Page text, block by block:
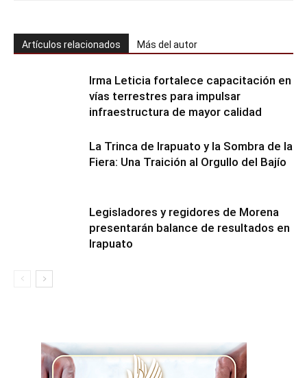
Artículos relacionados Más del autor
Irma Leticia fortalece capacitación en
vías terrestres para impulsar
infraestructura de mayor calidad
​La Trinca de Irapuato y la Sombra de la
Fiera: Una Traición al Orgullo del Bajío
Legisladores y regidores de Morena
presentarán balance de resultados en
Irapuato